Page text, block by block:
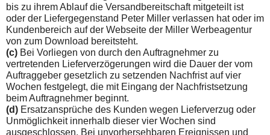
bis zu ihrem Ablauf die Versandbereitschaft mitgeteilt ist
oder der Liefergegenstand Peter Miller verlassen hat oder im
Kundenbereich auf der Webseite der Miller Werbeagentur
von zum Download bereitsteht.
(c) Bei Vorliegen von durch den Auftragnehmer zu
vertretenden Lieferverzögerungen wird die Dauer der vom
Auftraggeber gesetzlich zu setzenden Nachfrist auf vier
Wochen festgelegt, die mit Eingang der Nachfristsetzung
beim Auftragnehmer beginnt.
(d) Ersatzansprüche des Kunden wegen Lieferverzug oder
Un­möglichkeit innerhalb dieser vier Wochen sind
ausgeschlossen. Bei unvorhersehbaren Ereignissen und